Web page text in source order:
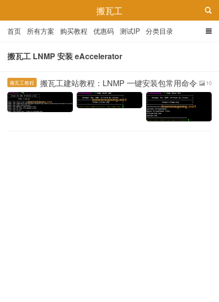
搬瓦工
首页 所有方案 购买教程 优惠码 测试IP 分类目录
搬瓦工 LNMP 安装 eAccelerator
搬瓦工教程 搬瓦工建站教程：LNMP 一键安装包常用命令 10